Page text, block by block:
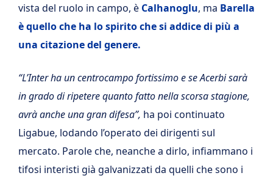
vista del ruolo in campo, è Calhanoglu, ma Barella
è quello che ha lo spirito che si addice di più a
una citazione del genere.
“L’Inter ha un centrocampo fortissimo e se Acerbi sarà
in grado di ripetere quanto fatto nella scorsa stagione,
avrà anche una gran difesa”, ha poi continuato
Ligabue, lodando l’operato dei dirigenti sul
mercato. Parole che, neanche a dirlo, infiammano i
tifosi interisti già galvanizzati da quelli che sono i